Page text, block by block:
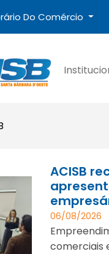
Do Comércio
ACISB
06/08/2026
comerciais